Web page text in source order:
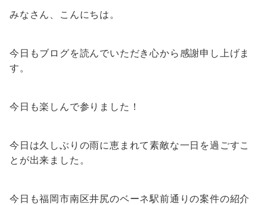
みなさん、こんにちは。
今日もブログを読んでいただき心から感謝申し上げま
す。
今日も楽しんで参りました！
今日は久しぶりの雨に恵まれて素敵な一日を過ごすこ
とが出来ました。
今日も福岡市南区井尻のベーネ駅前通りの案件の紹介